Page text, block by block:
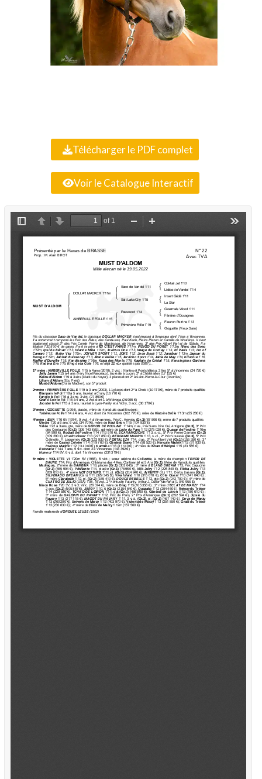
Télécharger le PDF complet
Voir le Catalogue Interactif